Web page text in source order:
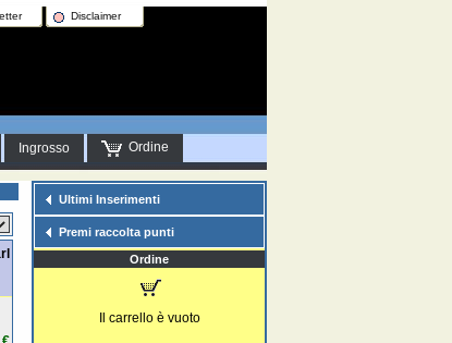
Disclaimer
Ingrosso Ordine
Ultimi Inserimenti
Premi raccolta punti
Ordine
Il carrello è vuoto